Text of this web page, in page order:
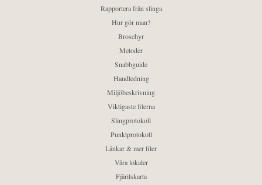
Rapportera från slinga
Hur gör man?
Broschyr
Metoder
Snabbguide
Handledning
Miljöbeskrivning
Viktigaste filerna
Slingprotokoll
Punktprotokoll
Länkar & mer filer
Våra lokaler
Fjärilskarta